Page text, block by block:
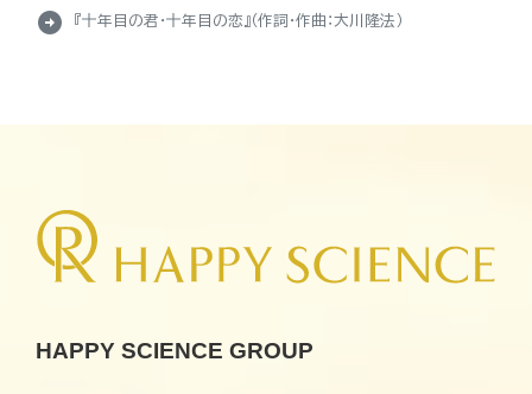
arrow_circle_right 『十年目の君・十年目の恋』（作詞・作曲：大川隆法）
HAPPY SCIENCE GROUP